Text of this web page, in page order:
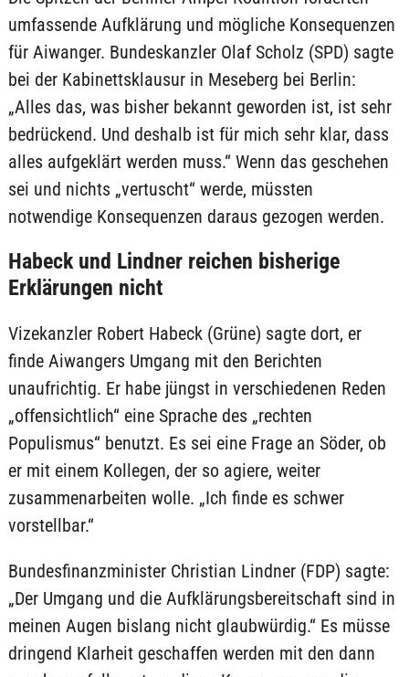
umfassende Aufklärung und mögliche Konsequenzen
für Aiwanger. Bundeskanzler Olaf Scholz (SPD) sagte
bei der Kabinettsklausur in Meseberg bei Berlin:
„Alles das, was bisher bekannt geworden ist, ist sehr
bedrückend. Und deshalb ist für mich sehr klar, dass
alles aufgeklärt werden muss.“ Wenn das geschehen
sei und nichts „vertuscht“ werde, müssten
notwendige Konsequenzen daraus gezogen werden.
Habeck und Lindner reichen bisherige
Erklärungen nicht
Vizekanzler Robert Habeck (Grüne) sagte dort, er
finde Aiwangers Umgang mit den Berichten
unaufrichtig. Er habe jüngst in verschiedenen Reden
„offensichtlich“ eine Sprache des „rechten
Populismus“ benutzt. Es sei eine Frage an Söder, ob
er mit einem Kollegen, der so agiere, weiter
zusammenarbeiten wolle. „Ich finde es schwer
vorstellbar.“
Bundesfinanzminister Christian Lindner (FDP) sagte:
„Der Umgang und die Aufklärungsbereitschaft sind in
meinen Augen bislang nicht glaubwürdig.“ Es müsse
dringend Klarheit geschaffen werden mit den dann